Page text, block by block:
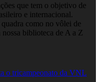
que tem o objetivo de
e internacional.
como no vôlei de
nossa biblioteca de A a Z
o tricampeonato da VNL